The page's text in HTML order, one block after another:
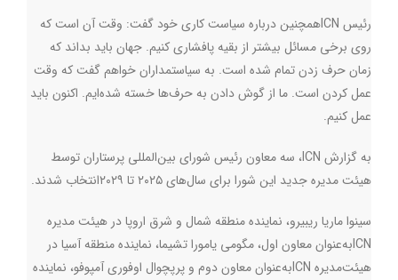
رئیس ICNهمچنین درباره سیاست کاری خود گفت: وقت آن است که
روی برخی مسائل بیشتر از بقیه پافشاری کنیم. جهان باید بداند که
زمان حرف زدن تمام شده است. به سیاستمداران خواهم گفت که وقت
عمل کردن است. ما از گوش دادن به حرف‌ها خسته شده‌ایم. اکنون باید
عمل کنیم.
به گزارش ICN، سه معاون رئیس شورای بین‌المللی پرستاران توسط
هیئت مدیره جدید این شورا برای سال‌های ۲۰۲۵ تا ۲۰۲۹انتخاب شدند.
سینوا ماریا ریبیرو، نماینده منطقه شمال و شرق اروپا در هیئت مدیره
ICNبه‌عنوان معاون اول، مگومی یامورا تشیما، نماینده منطقه آسیا در
هیئت‌مدیره ICNبه‌عنوان معاون دوم و پرپچوال اوفوری آمپوفو، نماینده